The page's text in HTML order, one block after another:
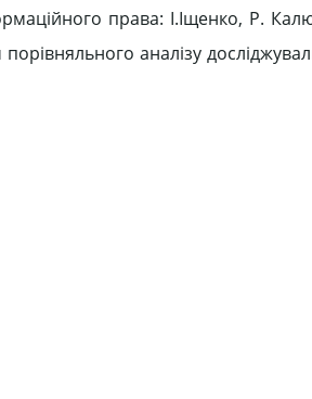
права: І.Іщенко, Р.
аналізу